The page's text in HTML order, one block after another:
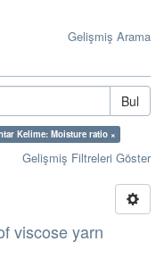
Gelişmiş Arama
Bul
Kelime: Moisture ratio ×
Gelişmiş Filtreleri Göster
viscose yarn